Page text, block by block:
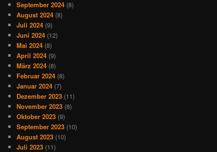
September 2024 (8)
August 2024 (8)
Juli 2024 (9)
Juni 2024 (12)
Mai 2024 (8)
April 2024 (9)
März 2024 (8)
Februar 2024 (8)
Januar 2024 (7)
Dezember 2023 (11)
November 2023 (8)
Oktober 2023 (9)
September 2023 (10)
August 2023 (10)
Juli 2023 (11)